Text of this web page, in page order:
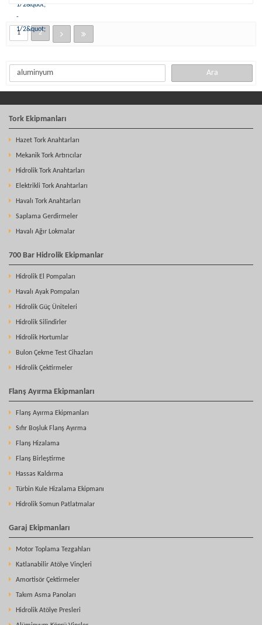
1 2
Tork Ekipmanları
Hazet Tork Anahtarları
Mekanik Tork Artırıcılar
Hidrolik Tork Anahtarları
Elektrikli Tork Anahtarları
Havalı Tork Anahtarları
Saplama Gerdirmeler
Havalı Ağır Lokmalar
700 Bar Hidrolik Ekipmanlar
Hidrolik El Pompaları
Havalı Ayak Pompaları
Hidrolik Güç Üniteleri
Hidrolik Silindirler
Hidrolik Hortumlar
Bulon Çekme Test Cihazları
Hidrolik Çektirmeler
Flanş Ayırma Ekipmanları
Flanş Ayırma Ekipmanları
Sıfır Boşluk Flanş Ayırma
Flanş Hizalama
Flanş Birleştirme
Hassas Kaldırma
Türbin Kule Hizalama Ekipmanı
Hidrolik Somun Patlatmalar
Garaj Ekipmanları
Motor Toplama Tezgahları
Katlanabilir Atölye Vinçleri
Amortisör Çektirmeler
Takım Asma Panoları
Hidrolik Atölye Presleri